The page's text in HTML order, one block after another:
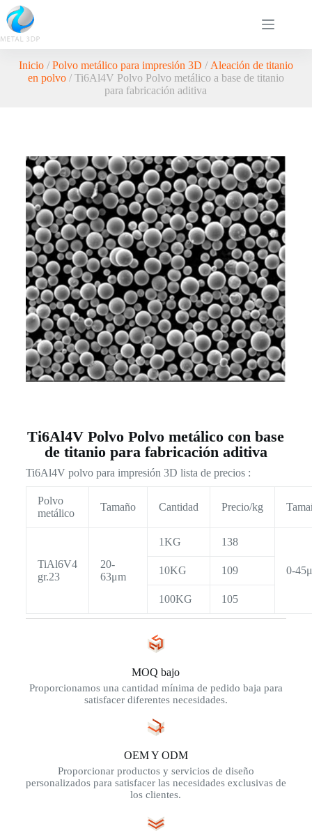
Inicio/ Polvo metálico para impresión 3D / Aleación de titanio
en polvo/ Ti6Al4V Polvo Polvo metálico a base de titanio
para fabricación aditiva
Ti6Al4V Polvo Polvo metálico con base
de titanio para fabricación aditiva
Ti6Al4V polvo para impresión 3D lista de precios :
Polvo
metálico
Tamaño Cantidad Precio/kg
TiAl6V4
gr.23
20-
63μm
1KG 138
0-
10KG 109
100KG 105
MOQ bajo
Proporcionamos una cantidad mínima de pedido baja para
satisfacer diferentes necesidades.
OEM Y ODM
Proporcionar productos y servicios de diseño
personalizados para satisfacer las necesidades exclusivas de
los clientes.